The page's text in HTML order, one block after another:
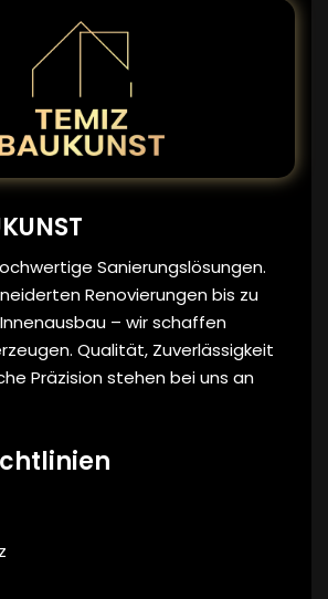
Sanierungslösungen.
Renovierungen bis zu
– wir schaffen
Qualität, Zuverlässigkeit
Präzision stehen bei uns an